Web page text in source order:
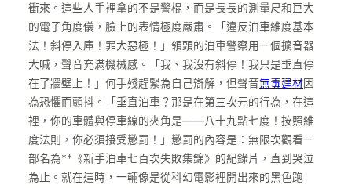
衝來。這些人手裡拿的不是警棍，而是長長的測量尺和巨大
的電子角度儀，臉上的表情極度嚴肅。「違反泊車維度基本
法！斜停入庫！罪大惡極！」領頭的泊車警察用一個擴音器
大喊，聲音充滿機械感。「我、我沒有斜停！我只是垂直停
在了牆壁上！」何手殘趕緊為自己辯解，但聲音無毒建材因
為恐懼而顫抖。「垂直泊車？那是在第三次元的行為，在這
裡，你的車體與停車線的夾角是——八十九點七度！按照維
度法則，你必須接受懲罰！」懲罰的內容是：無限次觀看一
部名為**《新手泊車七百次失敗集錦》的紀錄片，直到哭泣
為止。就在這時，一輛像是從科幻電影裡開出來的黑色跑